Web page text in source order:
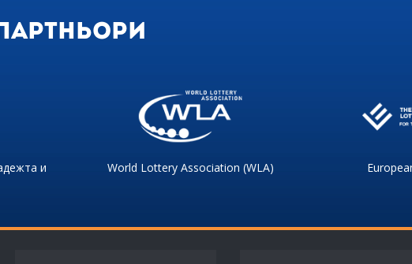
и
World Lottery Association (WLA)